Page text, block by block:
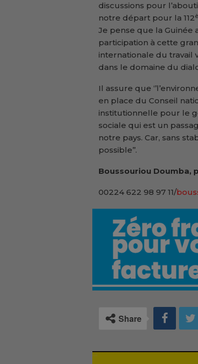
discussions pour
notre départ pour la 112
Je pense que la Guinée
participation à cette
internationale du travail
dans le domaine du
Il assure que
en place du Conseil
institutionnelle pour le
sociale qui est un
notre pays. Car, sans
possible’’.
Boussouriou Doumba,
00224 622 98 97 11/
Share